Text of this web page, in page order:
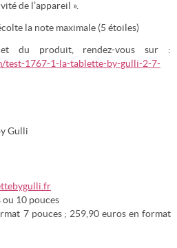
de l’appareil ».
la note maximale (5 étoiles)
du produit, rendez-vous sur :
test-1767-1-la-tablette-by-gulli-2-7-
Gulli
ou 10 pouces
7 pouces ; 259,90 euros en format